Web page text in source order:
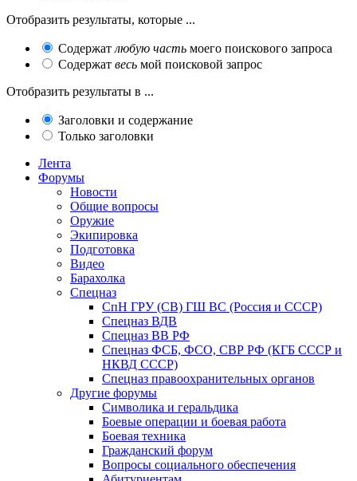
Отобразить результаты, которые ...
Содержат любую часть моего поискового запроса
Содержат весь мой поисковой запрос
Отобразить результаты в ...
Заголовки и содержание
Только заголовки
Лента
Форумы
Новости
Общие вопросы
Оружие
Экипировка
Подготовка
Видео
Барахолка
Спецназ
СпН ГРУ (СВ) ГШ ВС (Россия и СССР)
Спецназ ВДВ
Спецназ ВВ РФ
Спецназ ФСБ, ФСО, СВР РФ (КГБ СССР и
НКВД СССР)
Спецназ правоохранительных органов
Другие форумы
Символика и геральдика
Боевые операции и боевая работа
Боевая техника
Гражданский форум
Вопросы социального обеспечения